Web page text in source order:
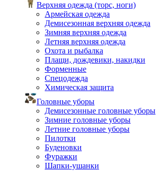
Верхняя одежда (торс, ноги)
Армейская одежда
Демисезонная верхняя одежда
Зимняя верхняя одежда
Летняя верхняя одежда
Охота и рыбалка
Плащи, дождевики, накидки
Форменные
Спецодежда
Химическая защита
Головные уборы
Демисезонные головные уборы
Зимние головные уборы
Летние головные уборы
Пилотки
Буденовки
Фуражки
Шапки-ушанки